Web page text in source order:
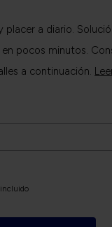
placer a diario.
pocos minutos.
a continuación.